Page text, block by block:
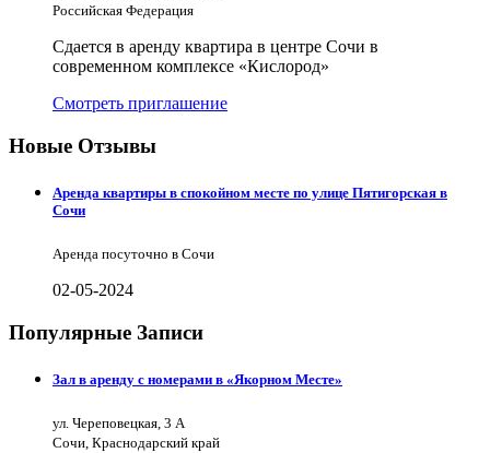
Российская Федерация
Сдается в аренду квартира в центре Сочи в
современном комплексе «Кислород»
Смотреть приглашение
Новые Отзывы
Аренда квартиры в спокойном месте по улице Пятигорская в
Сочи
Аренда посуточно в Сочи
02-05-2024
Популярные Записи
Зал в аренду с номерами в «Якорном Месте»
ул. Череповецкая, 3 А
Сочи, Краснодарский край